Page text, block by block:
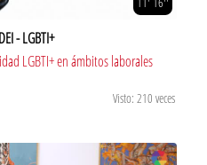
- LGBTI+
LGBTI+ en ámbitos laborales
Visto: 210 veces